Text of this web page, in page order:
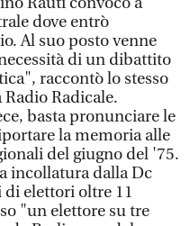
dove entrò
Al suo posto venne
di un dibattito
raccontò lo stesso
Radicale.
basta pronunciare le
la memoria alle
del giugno del '75.
incollatura dalla Dc
di elettori oltre 11
"un elettore su tre